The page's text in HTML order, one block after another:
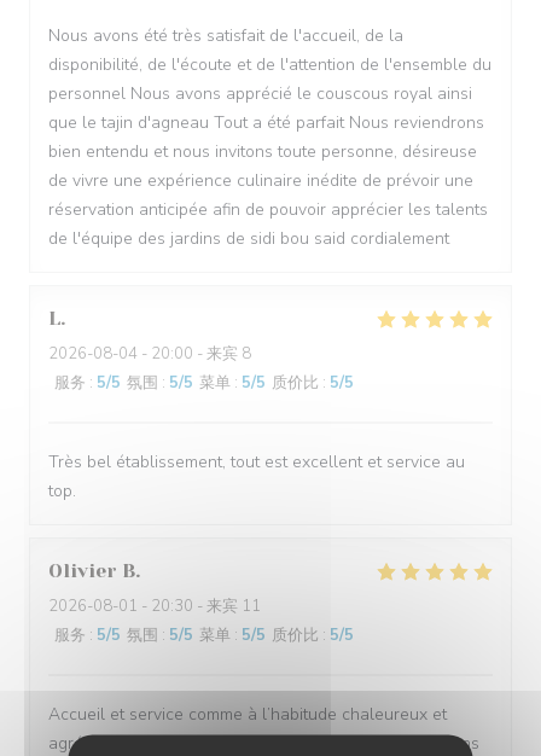
Nous avons été très satisfait de l'accueil, de la
disponibilité, de l'écoute et de l'attention de l'ensemble du
personnel Nous avons apprécié le couscous royal ainsi
que le tajin d'agneau Tout a été parfait Nous reviendrons
bien entendu et nous invitons toute personne, désireuse
de vivre une expérience culinaire inédite de prévoir une
réservation anticipée afin de pouvoir apprécier les talents
de l'équipe des jardins de sidi bou said cordialement
L
2026-08-04 - 20:00 - 来宾 8
服务 : 5/5 氛围 : 5/5 菜单 : 5/5 质价比 : 5/5
Très bel établissement, tout est excellent et service au
top.
Olivier B
2026-08-01 - 20:30 - 来宾 11
服务 : 5/5 氛围 : 5/5 菜单 : 5/5 质价比 : 5/5
Accueil et service comme à l’habitude chaleureux et
agréable. Nous avons passé une excellente soirée dans